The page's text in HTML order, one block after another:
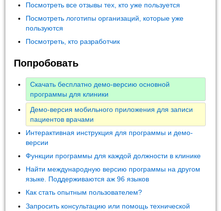
Посмотреть все отзывы тех, кто уже пользуется
Посмотреть логотипы организаций, которые уже
пользуются
Посмотреть, кто разработчик
Попробовать
Скачать бесплатно демо-версию основной
программы для клиники
Демо-версия мобильного приложения для записи
пациентов врачами
Интерактивная инструкция для программы и демо-
версии
Функции программы для каждой должности в клинике
Найти международную версию программы на другом
языке. Поддерживаются аж 96 языков
Как стать опытным пользователем?
Запросить консультацию или помощь технической